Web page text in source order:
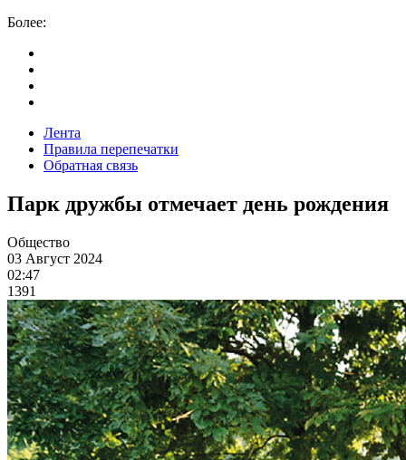
Более:
Лента
Правила перепечатки
Обратная связь
Парк дружбы отмечает день рождения
Общество
03 Август 2024
02:47
1391